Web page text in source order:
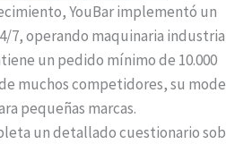
YouBar implementó un
7, operando maquinaria
un pedido mínimo de 10.000
muchos competidores, su
pequeñas marcas.
un detallado cuestionario